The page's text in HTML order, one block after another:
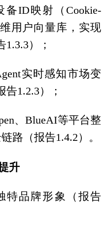
ID映射（Cookie-
用户向量库，实现
）；
实时感知市场变
1.2.3）；
、BlueAI等平台整
路（报告1.4.2）。
升
特品牌形象（报告